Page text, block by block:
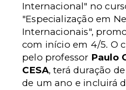
Internacional" no
"Especialização em
Internacionais",
com início em 4/5. O
pelo professor Paulo
CESA, terá duração
de um ano e incluirá